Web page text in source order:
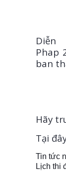
Diễn
Phap
ban
Hãy
Tại
Tin tức
Lịch thi